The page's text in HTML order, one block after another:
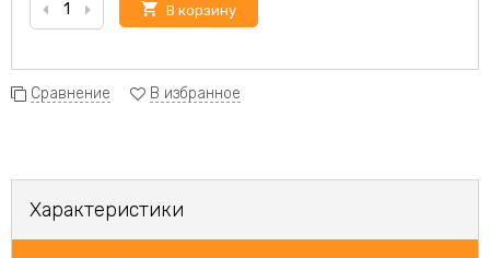
В корзину
Сравнение В избранное
Характеристики